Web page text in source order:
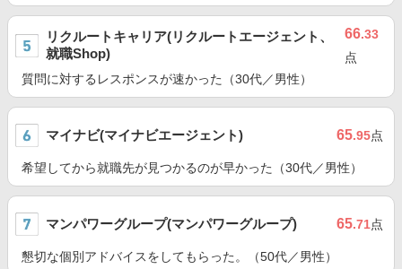
リクルートキャリア(リクルートエージェント、
就職Shop)
66.33
点
質問に対するレスポンスが速かった（30代／男性）
マイナビ(マイナビエージェント) 65.95点
希望してから就職先が見つかるのが早かった（30代／男性）
マンパワーグループ(マンパワーグループ) 65.71点
懇切な個別アドバイスをしてもらった。（50代／男性）